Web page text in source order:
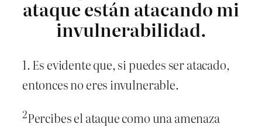
ataque están atacando mi
invulnerabilidad.
1. Es evidente que, si puedes ser atacado,
entonces no eres invulnerable.
2Percibes el ataque como una amenaza